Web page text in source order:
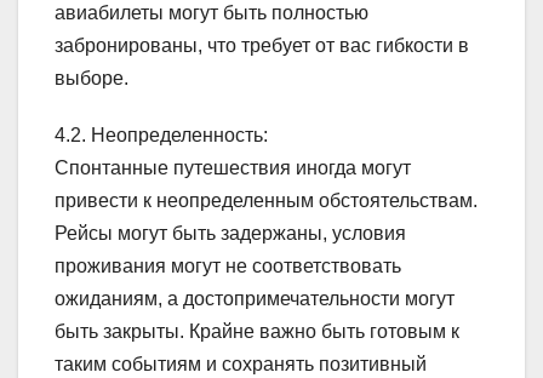
авиабилеты могут быть полностью
забронированы, что требует от вас гибкости в
выборе.
4.2. Неопределенность:
Спонтанные путешествия иногда могут
привести к неопределенным обстоятельствам.
Рейсы могут быть задержаны, условия
проживания могут не соответствовать
ожиданиям, а достопримечательности могут
быть закрыты. Крайне важно быть готовым к
таким событиям и сохранять позитивный